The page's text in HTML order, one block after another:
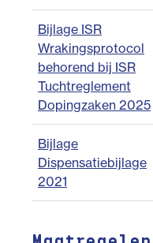
Bijlage ISR
Wrakingsprotocol
behorend bij ISR
Tuchtreglement
Dopingzaken 2025
Bijlage
Dispensatiebijlage
2021